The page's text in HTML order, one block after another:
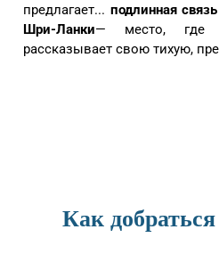
предлагает... подлинная
Шри-Ланки— место, где
рассказывает свою тихую,
Как